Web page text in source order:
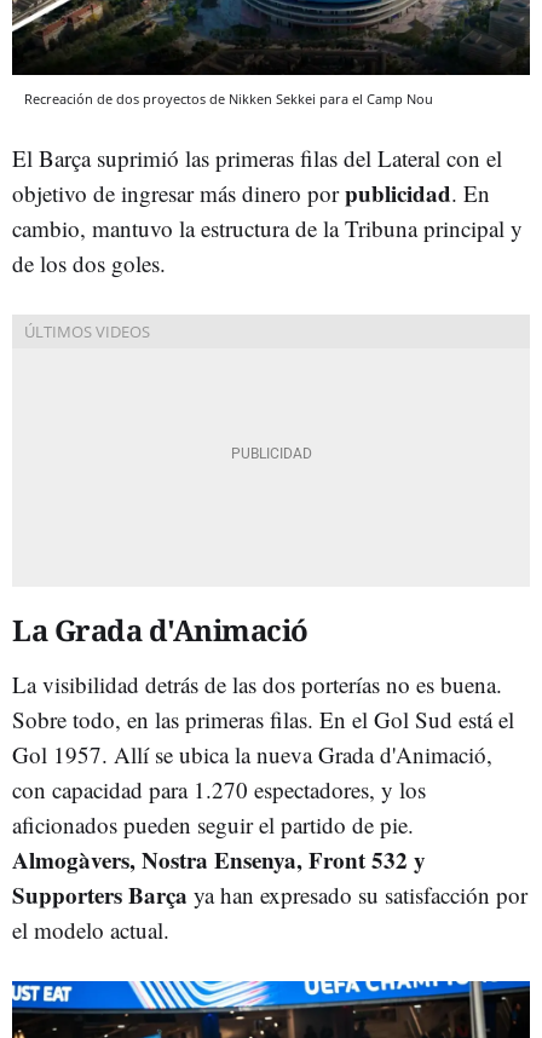
Recreación de dos proyectos de Nikken Sekkei para el Camp Nou
El Barça suprimió las primeras filas del Lateral con el
objetivo de ingresar más dinero porpublicidad. En
cambio, mantuvo la estructura de la Tribuna principal y
de los dos goles.
La Grada d'Animació
La visibilidad detrás de las dos porterías no es buena.
Sobre todo, en las primeras filas. En el Gol Sud está el
Gol 1957. Allí se ubica la nueva Grada d'Animació,
con capacidad para 1.270 espectadores, y los
aficionados pueden seguir el partido de pie.
Almogàvers, Nostra Ensenya, Front 532 y
Supporters Barça ya han expresado su satisfacción por
el modelo actual.